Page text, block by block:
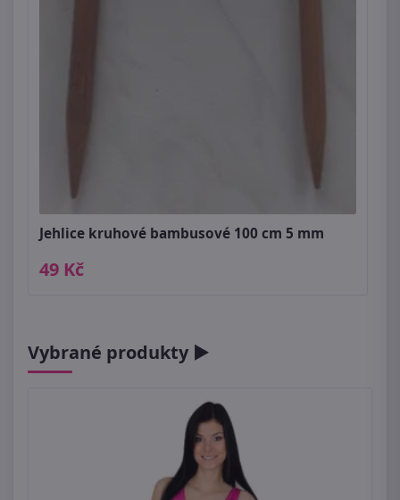
Jehlice kruhové bambusové 100 cm 5 mm
49 Kč
Vybrané produkty ►